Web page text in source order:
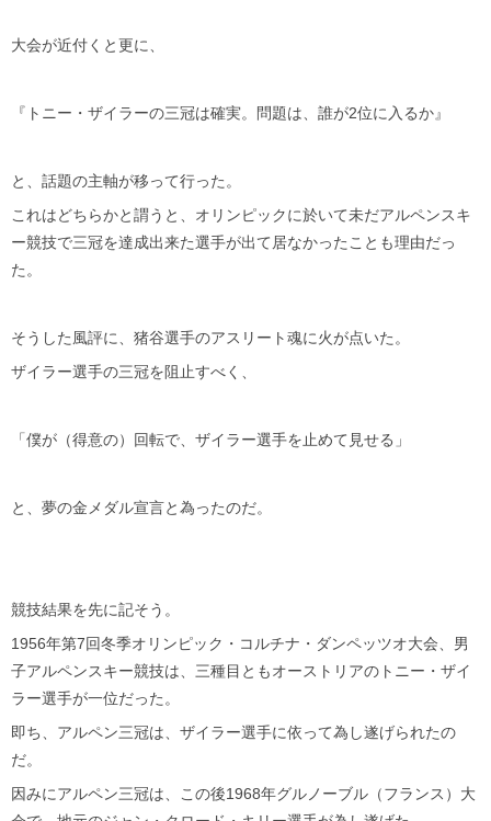
大会が近付くと更に、
『トニー・ザイラーの三冠は確実。問題は、誰が2位に入るか』
と、話題の主軸が移って行った。
これはどちらかと謂うと、オリンピックに於いて未だアルペンスキ
ー競技で三冠を達成出来た選手が出て居なかったことも理由だっ
た。
そうした風評に、猪谷選手のアスリート魂に火が点いた。
ザイラー選手の三冠を阻止すべく、
「僕が（得意の）回転で、ザイラー選手を止めて見せる」
と、夢の金メダル宣言と為ったのだ。
競技結果を先に記そう。
1956年第7回冬季オリンピック・コルチナ・ダンペッツオ大会、男
子アルペンスキー競技は、三種目ともオーストリアのトニー・ザイ
ラー選手が一位だった。
即ち、アルペン三冠は、ザイラー選手に依って為し遂げられたの
だ。
因みにアルペン三冠は、この後1968年グルノーブル（フランス）大